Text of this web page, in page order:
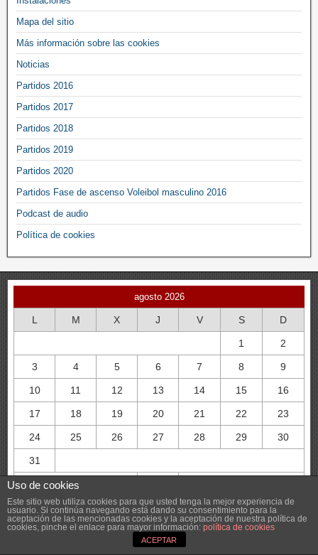
Mapa del sitio
Más información sobre las cookies
Noticias
Partidos 2016
Partidos 2017
Partidos 2018
Partidos 2019
Partidos 2020
Partidos Fase de ascenso Voleibol masculino 2016
Podcast de audio
Política de cookies
agosto 2026
L M X J V S D
« May
1 2
3 4 5 6 7 8 9
10 11 12 13 14 15 16
17 18 19 20 21 22 23
24 25 26 27 28 29 30
31
Uso de cookies
Este sitio web utiliza cookies para que usted tenga la mejor experiencia de
usuario. Si continúa navegando está dando su consentimiento para la
aceptación de las mencionadas cookies y la aceptación de nuestra política de
cookies, pinche el enlace para mayor información: política de cookies
ACEPTAR